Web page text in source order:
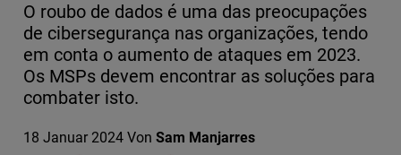
O roubo de dados é uma das preocupações
de cibersegurança nas organizações, tendo
em conta o aumento de ataques em 2023.
Os MSPs devem encontrar as soluções para
combater isto.
18 Januar 2024 Von Sam Manjarres